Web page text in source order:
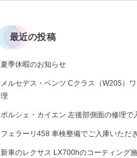
最近の投稿
夏季休暇のお知らせ
メルセデス・ベンツ Cクラス（W205）
理
ポルシェ・カイエン 左後部側面の修理で
フェラーリ458 車検整備でご入庫いただ
新車のレクサス LX700hのコーティング